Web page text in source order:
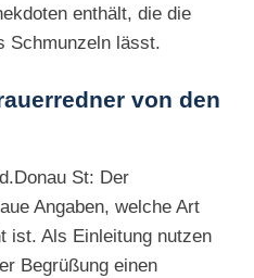
enthält, die die
Schmunzeln lässt.
von den
St: Der
Angaben, welche Art
ist. Als Einleitung nutzen
Begrüßung einen